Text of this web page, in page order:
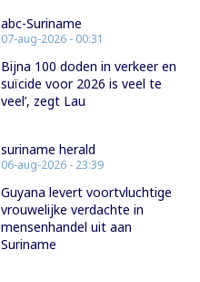
abc-Suriname
07-aug-2026 - 00:31
Bijna 100 doden in verkeer en
suïcide voor 2026 is veel te
veel’, zegt Lau
suriname herald
06-aug-2026 - 23:39
Guyana levert voortvluchtige
vrouwelijke verdachte in
mensenhandel uit aan
Suriname